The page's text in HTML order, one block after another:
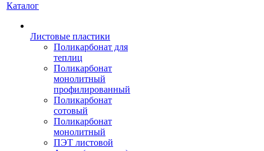
Каталог
Листовые пластики
Поликарбонат для
теплиц
Поликарбонат
монолитный
профилированный
Поликарбонат
сотовый
Поликарбонат
монолитный
ПЭТ листовой